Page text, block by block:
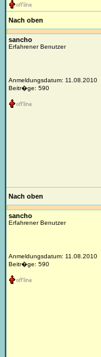
Nach oben
sancho
Erfahrener Benutzer
Anmeldungsdatum: 11.08.2010
Beitr�ge: 590
Nach oben
sancho
Erfahrener Benutzer
Anmeldungsdatum: 11.08.2010
Beitr�ge: 590